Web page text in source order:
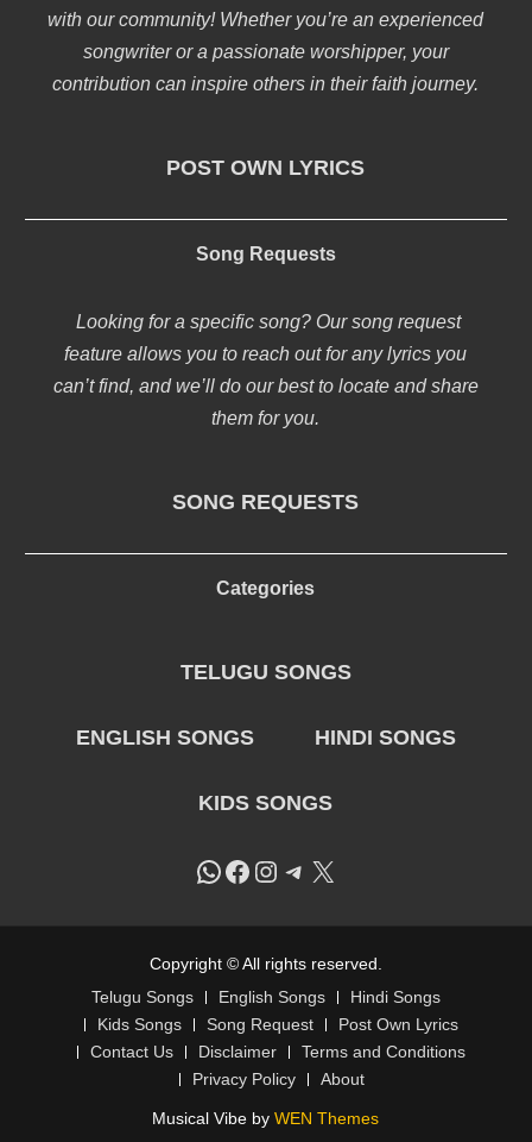
with our community! Whether you’re an experienced
songwriter or a passionate worshipper, your
contribution can inspire others in their faith journey.
POST OWN LYRICS
Song Requests
Looking for a specific song? Our song request
feature allows you to reach out for any lyrics you
can’t find, and we’ll do our best to locate and share
them for you.
SONG REQUESTS
Categories
TELUGU SONGS
ENGLISH SONGS HINDI SONGS
KIDS SONGS
WhatsApp
Facebook
Instagram
Telegram
X
Copyright © All rights reserved.
Telugu Songs
English Songs
Hindi Songs
Kids Songs
Song Request
Post Own Lyrics
Contact Us
Disclaimer
Terms and Conditions
Privacy Policy
About
Musical Vibe byWEN Themes